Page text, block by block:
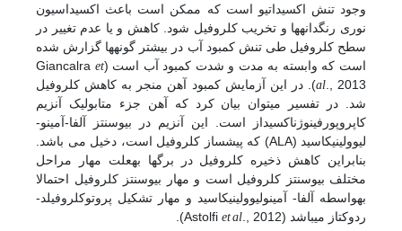
وجود تنش اکسیداتیو است که ممکن است باعث اکسیداسیون
نوری رنگدانه­ها و تخریب کلروفیل شود. کاهش و یا عدم تغییر در
سطح کلروفیل طی تنش کمبود آب در بیشتر گونه­ها گزارش شده
است که وابسته به مدت و شدت کمبود آب است (Giancalraet
al., 2013). در این آزمایش کمبود آهن منجر به کاهش کلروفیل
شد. در تفسیر می­توان بیان کرد که آهن جزء متابولیک آنزیم
کاپروپورفینوژن­اکسیداز است. این آنزیم در بیوسنتز آلفا-آمینو­
لیوولینیک­اسید (ALA) که پیش­ساز کلروفیل است، دخیل می باشد.
بنابراین کاهش ذخیره کلروفیل در برگ­ها به­علت مهار مراحل
مختلف بیوسنتز کلروفیل است و مهار بیوسنتز کلروفیل احتمالا
به­واسطه آلفا- آمینو­لیوولینیک­اسید و مهار تشکیل پروتو­کلروفیلد­
ردوکتاز می­باشد (Astolfi
et al., 2012).